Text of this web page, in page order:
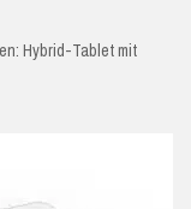
Hybrid-Tablet mit